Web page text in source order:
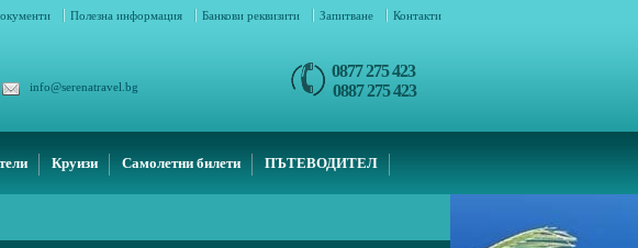
Полезна информация Банкови реквизити Запитване Контакти
info@serenatravel.bg
0877 275 423
0887 275 423
Круизи Самолетни билети ПЪТЕВОДИТЕЛ